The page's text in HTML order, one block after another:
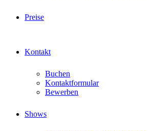
Preise
Kontakt
Buchen
Kontaktformular
Bewerben
Shows